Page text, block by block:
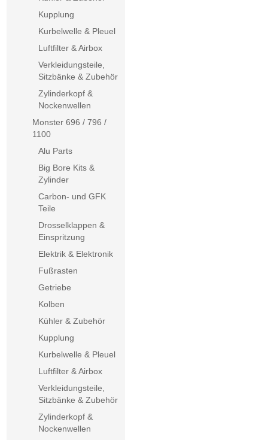
Kupplung
Kurbelwelle & Pleuel
Luftfilter & Airbox
Verkleidungsteile,
Sitzbänke & Zubehör
Zylinderkopf &
Nockenwellen
Monster 696 / 796 /
1100
Alu Parts
Big Bore Kits &
Zylinder
Carbon- und GFK
Teile
Drosselklappen &
Einspritzung
Elektrik & Elektronik
Fußrasten
Getriebe
Kolben
Kühler & Zubehör
Kupplung
Kurbelwelle & Pleuel
Luftfilter & Airbox
Verkleidungsteile,
Sitzbänke & Zubehör
Zylinderkopf &
Nockenwellen